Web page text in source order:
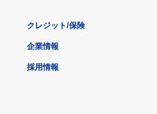
クレジット/保険
企業情報
採用情報